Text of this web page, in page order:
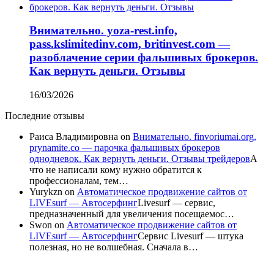
Внимательно. yoza-rest.info,
pass.kslimitedinv.com, britinvest.com —
разоблачение серии фальшивых брокеров.
Как вернуть деньги. Отзывы
16/03/2026
Последние отзывы
Раиса Владимировна on Внимательно. finvoriumai.org,
prynamite.co — парочка фальшивых брокеров
однодневок. Как вернуть деньги. Отзывы трейдеровА
что не написали кому нужно обратится к
профессионалам, тем…
Yurykzn on Автоматическое продвижение сайтов от
LIVEsurf — АвтосерфингLivesurf — сервис,
предназначенный для увеличения посещаемос…
Swon on Автоматическое продвижение сайтов от
LIVEsurf — АвтосерфингСервис Livesurf — штука
полезная, но не волшебная. Сначала в…